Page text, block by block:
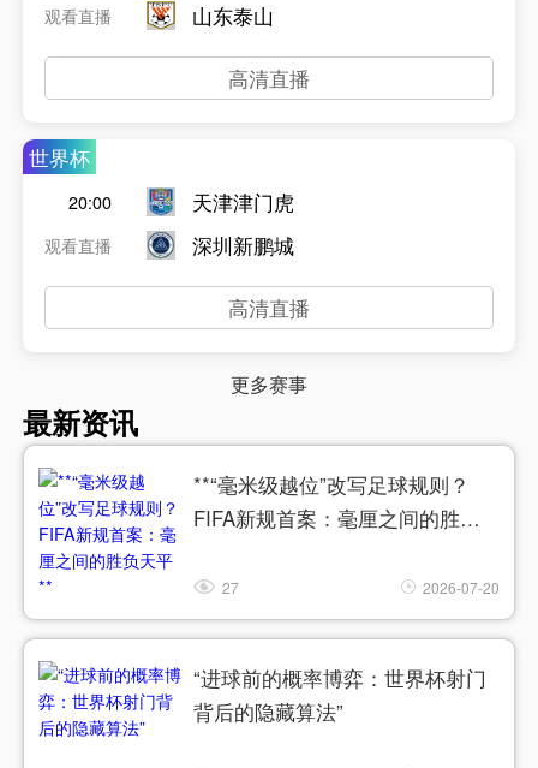
观看直播
山东泰山
高清直播
世界杯
20:00
观看直播
天津津门虎
深圳新鹏城
高清直播
更多赛事
最新资讯
**“毫米级越位”改写足球规则？
FIFA新规首案：毫厘之间的胜负
27 2026-07-20
“进球前的概率博弈：世界杯射门
背后的隐藏算法”